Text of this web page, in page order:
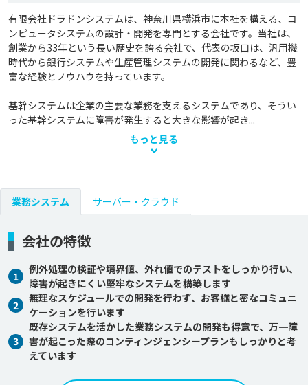
有限会社ドラドンシステムは、神奈川県横浜市に本社を構える、コ
ンピュータシステムの設計・開発を専門とする会社です。当社は、
創業から33年という長い歴史を誇る会社で、代表の坂口は、汎用機
時代から銀行システムや生産管理システムの開発に関わるなど、豊
富な経験とノウハウを持っています。
基幹システムは企業の主要な業務を支えるシステムであり、そうい
った基幹システムに障害が発生すると大きな影響が起き...
もっと見る
業務システム サーバー・クラウド
会社の特徴
1
例外処理の検証や境界値、外れ値でのテストをしっかり行い、
障害が起きにくい堅牢なシステムを構築します
2
無理なスケジュールでの開発を行わず、お客様と密なコミュニ
ケーションを行います
3
既存システムを活かした業務システムの開発も得意で、万一障
害が起こった際のコンティンジェンシープランもしっかりと考
えています